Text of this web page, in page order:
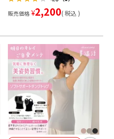
販売価格 ¥2,200 税込